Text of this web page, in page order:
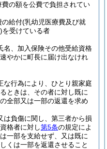
の額を公費で負担されてい
の給付(乳幼児医療費及び就
を受けている者
名、加入保険その他受給資格
やかに町長に届け出なけれ
な行為により、ひとり親家庭
ときは、その者に対し既に
全部又は一部の返還を求め
は負傷に関し、第三者から損
格者に対し第5条の規定によ
一部を支給せず、又は既に
くは一部を返還させること